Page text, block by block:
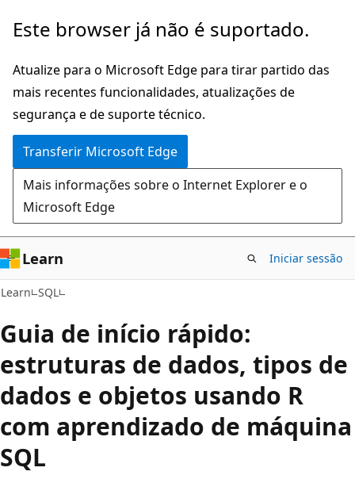
Saltar
o
conteúdo
principal
Este browser já não é suportado.
Atualize para o Microsoft Edge para tirar partido das
mais recentes funcionalidades, atualizações de
segurança e de suporte técnico.
Transferir Microsoft Edge
Mais informações sobre o Internet Explorer e o
Microsoft Edge
Learn Iniciar sessão
Learn SQL
Guia de início rápido:
estruturas de dados, tipos de
dados e objetos usando R
com aprendizado de máquina
SQL